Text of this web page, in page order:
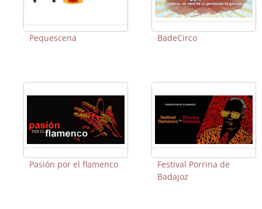
Pequescena BadeCirco
Pasión por el flamenco
Festival Porrina de
Badajoz